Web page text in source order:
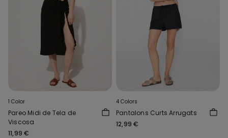
1 Color
Pareo Midi de Tela de
Viscosa
11,99 €
4 Colors
Pantalons Curts Arrugats
12,99 €